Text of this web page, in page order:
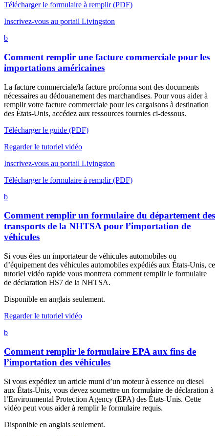
Télécharger le formulaire à remplir (PDF)
Inscrivez-vous au portail Livingston
b
Comment remplir une facture commerciale pour les
importations américaines
La facture commerciale/la facture proforma sont des documents
nécessaires au dédouanement des marchandises. Pour vous aider à
remplir votre facture commerciale pour les cargaisons à destination
des États-Unis, accédez aux ressources fournies ci-dessous.
Télécharger le guide (PDF)
Regarder le tutoriel vidéo
Inscrivez-vous au portail Livingston
Télécharger le formulaire à remplir (PDF)
b
Comment remplir un formulaire du département des
transports de la NHTSA pour l’importation de
véhicules
Si vous êtes un importateur de véhicules automobiles ou
d’équipement des véhicules automobiles expédiés aux États-Unis, ce
tutoriel vidéo rapide vous montrera comment remplir le formulaire
de déclaration HS7 de la NHTSA.
Disponible en anglais seulement.
Regarder le tutoriel vidéo
b
Comment remplir le formulaire EPA aux fins de
l’importation des véhicules
Si vous expédiez un article muni d’un moteur à essence ou diesel
aux États-Unis, vous devez soumettre un formulaire de déclaration à
l’Environmental Protection Agency (EPA) des États-Unis. Cette
vidéo peut vous aider à remplir le formulaire requis.
Disponible en anglais seulement.